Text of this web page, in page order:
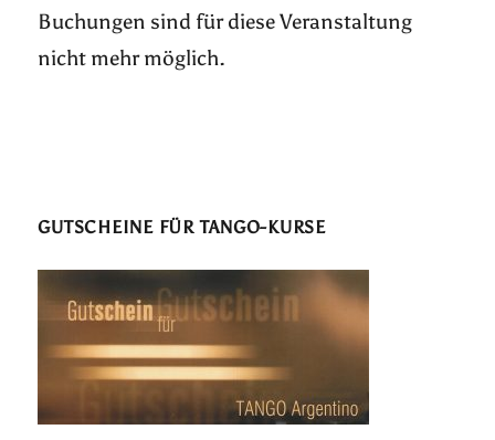
Buchungen sind für diese Veranstaltung
nicht mehr möglich.
GUTSCHEINE FÜR TANGO-KURSE